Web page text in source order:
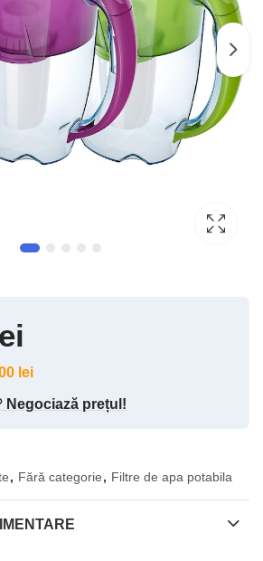
lei
Negociază prețul!
, Fără categorie, Filtre de apa potabila